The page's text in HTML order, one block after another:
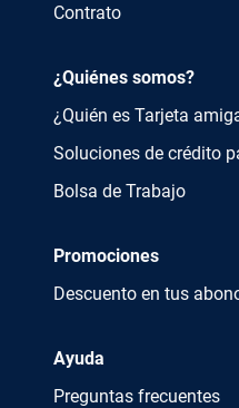
Contrato
¿Quiénes somos?
¿Quién es Tarjeta
Soluciones de crédito
Bolsa de Trabajo
Promociones
Descuento en tus
Ayuda
Preguntas frecuentes